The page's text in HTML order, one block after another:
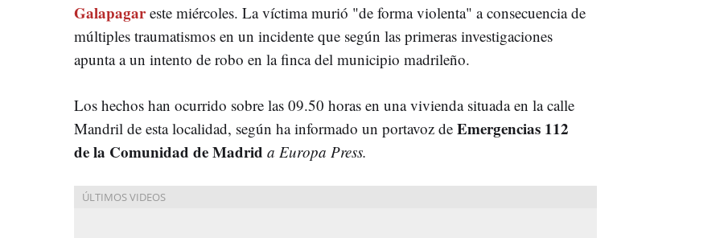
Galapagareste miércoles. La víctima murió "de forma violenta" a consecuencia de
múltiples traumatismos en un incidente que según las primeras investigaciones
apunta a un intento de robo en la finca del municipio madrileño.
Los hechos han ocurrido sobre las 09.50 horas en una vivienda situada en la calle
Mandril de esta localidad, según ha informado un portavoz de Emergencias 112
de la Comunidad de Madrid a Europa Press.